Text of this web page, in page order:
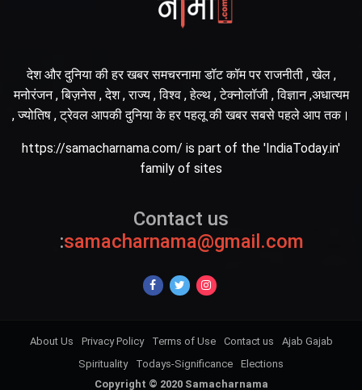
देश और दुनिया की हर खबर समचरनामा डॉट कॉम पर राजनीती , खेल ,
मनोरंजन , बिज़नेस , देश , राज्य , विश्व , हेल्थ , टेक्नोलॉजी , विज्ञान ,अधात्यम
, ज्योतिष , ट्रेवल आपकी दुनिया के हर पहलू की खबर सबसे पहले आप तक।
https://samacharnama.com/ is part of the 'IndiaToday.in'
family of sites
Contact us
:samacharnama@gmail.com
Copyright © 2020 Samacharnama
About Us Privacy Policy Terms of Use Contact us
Ajab Gajab
Spirituality
Todays-Significance Elections